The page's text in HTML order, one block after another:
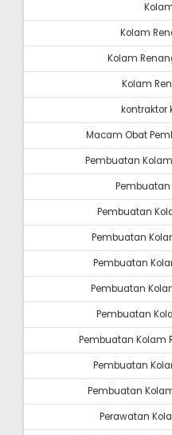
Kolam
Kolam
Kolam
kontraktor
Macam Obat
Pembuatan
Pembuatan
Pembuatan
Pembuatan
Pembuatan
Pembuatan
Pembuatan Kolam
Pembuatan
Pembuatan
Perawatan